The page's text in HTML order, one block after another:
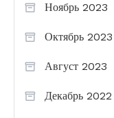
Ноябрь 2023
Октябрь 2023
Август 2023
Декабрь 2022